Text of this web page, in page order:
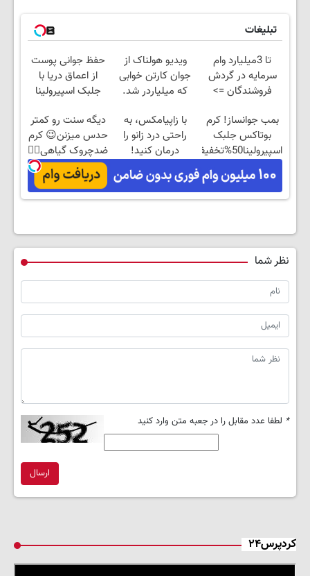
تبلیغات
تا 3میلیارد وام
سرمایه در گردش
فروشندگان =>
کن
ویدیو هولناک از
جوان کارتن خوابی
که میلیاردر شد.
حفظ جوانی پوست
از اعماق دریا با
جلبک اسپیرولینا
بمب جوانساز! کرم
بوتاکس جلبک
اسپیرولینا50%تخفیف
با زاپیامکس، به
راحتی درد زانو را
درمان کنید!
دیگه سنت رو کمتر
حدس میزنن😉 کرم
ضدچروک گیاهی👈🏻
45%تخفیف
نظر شما
* لطفا عدد مقابل را در جعبه متن وارد کنید
ارسال
کردپرس۲۴